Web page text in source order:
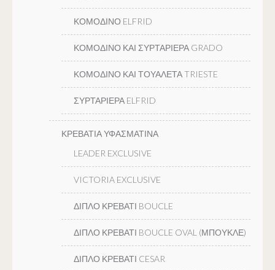
ΚΟΜΟΔΙΝΟ ELFRID
ΚΟΜΟΔΙΝΟ ΚΑΙ ΣΥΡΤΑΡΙΕΡΑ GRADO
ΚΟΜΟΔΙΝΟ ΚΑΙ ΤΟΥΑΛΕΤΑ TRIESTE
ΣΥΡΤΑΡΙΕΡΑ ELFRID
ΚΡΕΒΑΤΙΑ ΥΦΑΣΜΑΤΙΝΑ
LEADER EXCLUSIVE
VICTORIA EXCLUSIVE
ΔΙΠΛΟ ΚΡΕΒΑΤΙ BOUCLE
ΔΙΠΛΟ ΚΡΕΒΑΤΙ BOUCLE OVAL (ΜΠΟΥΚΛΕ)
ΔΙΠΛΟ ΚΡΕΒΑΤΙ CESAR